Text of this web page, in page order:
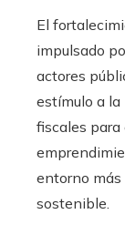
El
impulsado
actores
estímulo a
fiscales
entorno
sostenible.